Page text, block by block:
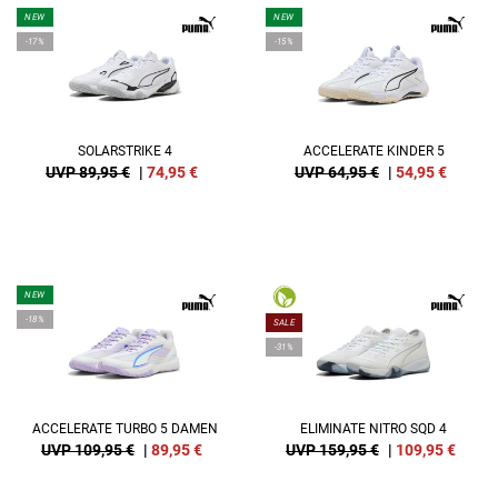
NEW
-17%
SOLARSTRIKE 4
UVP 89,95 € | 74,95€
NEW
-15%
ACCELERATE KINDER 5
UVP 64,95 € | 54,95€
NEW
-18%
ACCELERATE TURBO 5 DAMEN
UVP 109,95 € | 89,95€
SALE
-31%
ELIMINATE NITRO SQD 4
UVP 159,95 € | 109,95€